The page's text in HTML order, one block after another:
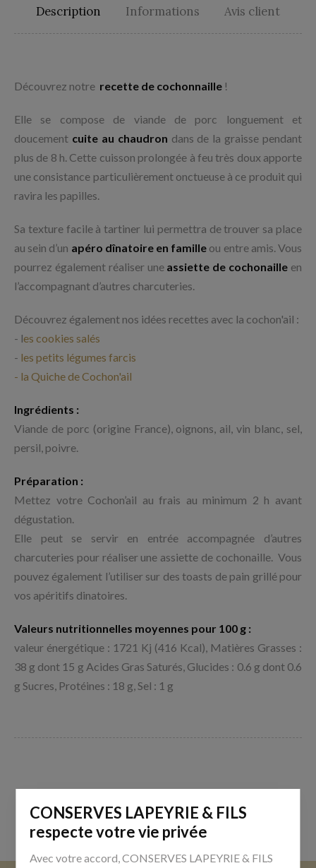
Description Informations Avis client
Découvrez notre recette de cochonnaille !
Elle se compose de viande de porc longuement et
doucement cuite au chaudron dans de la graisse pendant
plus de 8 h. Cette cuisson prolongée à feu très doux apporte
une consistance particulièrement onctueuse à ce produit qui
ravira les papilles.
Sa texture facile à tartiner lui permettra de trouver sa place
au sein d’un apéro dînatoire en famille ou entre amis. Vous
pourrez également réaliser une assiette de cochonaille en
l’accompagnant d’autres charcuteries.
Découvrez également nos idées recettes avec la cochon'ail :
- les cookies salés
- les petits légumes farcis
- la Quiche de Cochon'ail
Ingrédients :
Viande de porc (origine France), oignons, ail, vin blanc, sel,
persil, poivre.
Préparation :
Mettez votre Cochon’ail au frais au minimum 2 h avant
dégustation.
Elle peut se servir en entrée accompagnée d’autres
charcuteries pour réaliser une assiette de cochonaille. Vous
pouvez également l’utiliser sur des toasts de pain grillé pour
vos apéritifs dinatoires.
Valeurs nutritionnelles moyennes pour 100 g :
valeur énergétique : 1721 Kj (416 Kcal), Matières Grasses :
38 g dont 15 g Acides Gras Saturés, Glucides : 0.6 g dont 0.6
g Sucres, Protéines : 18 g, Sel : 1 g
CONSERVES LAPEYRIE & FILS
respecte votre vie privée
Avec votre accord, CONSERVES LAPEYRIE & FILS